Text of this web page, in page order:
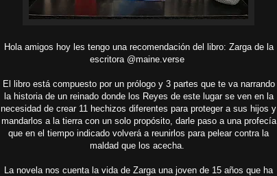
Hola amigos hoy les tengo una recomendación del libro: Zarga de la
escritora @maine.verse
El libro está compuesto por un prólogo y 3 partes que te va narrando
la historia de un reinado donde los Reyes de este lugar se ven en la
necesidad de crear 11 hechizos diferentes para proteger a sus hijos y
mandarlos a la tierra con un solo propósito, darle paso a una profecía
que en el tiempo indicado volverá a reunirlos para pelear contra la
maldad que los acecha.
La novela nos cuenta la vida de Zarga una joven de 15 años que ha